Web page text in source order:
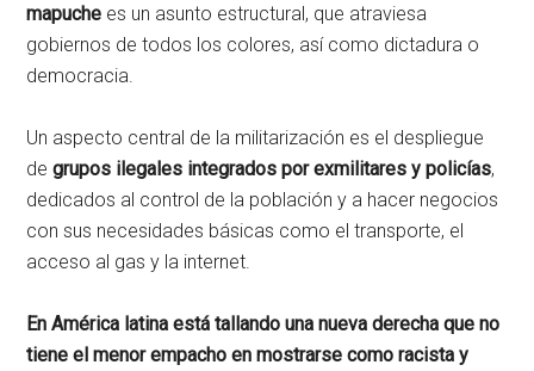
mapuche es un asunto estructural, que atraviesa
gobiernos de todos los colores, así como dictadura o
democracia.
Un aspecto central de la militarización es el despliegue
degrupos ilegales integrados por exmilitares y policías,
dedicados al control de la población y a hacer negocios
con sus necesidades básicas como el transporte, el
acceso al gas y la internet.
En América latina está tallando una nueva derecha que no
tiene el menor empacho en mostrarse como racista y